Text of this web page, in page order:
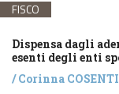
FISCO
Dispensa dagli
esenti degli enti
/Corinna